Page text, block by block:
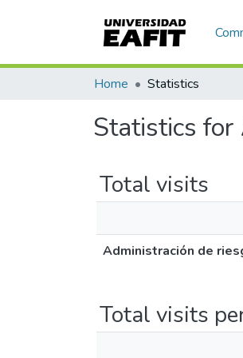
Home Statistics
Statistics for
Total visits
Administración de
Total visits